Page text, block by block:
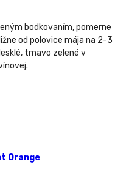
bodkovaním, pomerne
od polovice mája na 2-3
tmavo zelené v
Orange